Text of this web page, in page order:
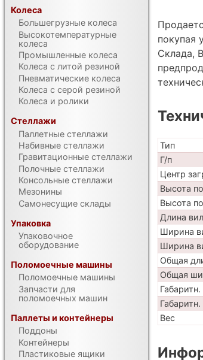
покупая
Склада,
Тип
Г/п
Центр
Высота
Высота
Длина вил
Ширина
Ширина
Общая
Общая
Вес
Колеса
Большегрузные колеса
Высокотемпературные
колеса
Промышленные колеса
Колеса с литой резиной
Пневматические колеса
Колеса с серой резиной
Колеса и ролики
Стеллажи
Паллетные стеллажи
Набивные стеллажи
Гравитационные стеллажи
Полочные стеллажи
Консольные стеллажи
Мезонины
Самонесущие склады
Упаковка
Упаковочное
оборудование
Поломоечные машины
Поломоечные машины
Запчасти для
поломоечных машин
Паллеты и контейнеры
Поддоны
Контейнеры
Пластиковые ящики